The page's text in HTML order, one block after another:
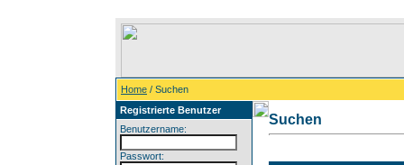
Home / Suchen
Registrierte Benutzer
Benutzername:
Passwort:
Suchen